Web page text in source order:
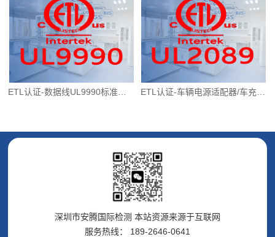
深圳市安腾国际检测 本站资源来源于互联网
服务热线： 189-2646-0641